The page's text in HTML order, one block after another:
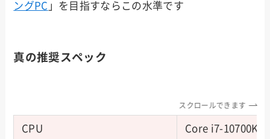
ングPC 」を目指すならこの水準です
真の推奨スペック
スクロールできます
CPU Core i7-10700K/